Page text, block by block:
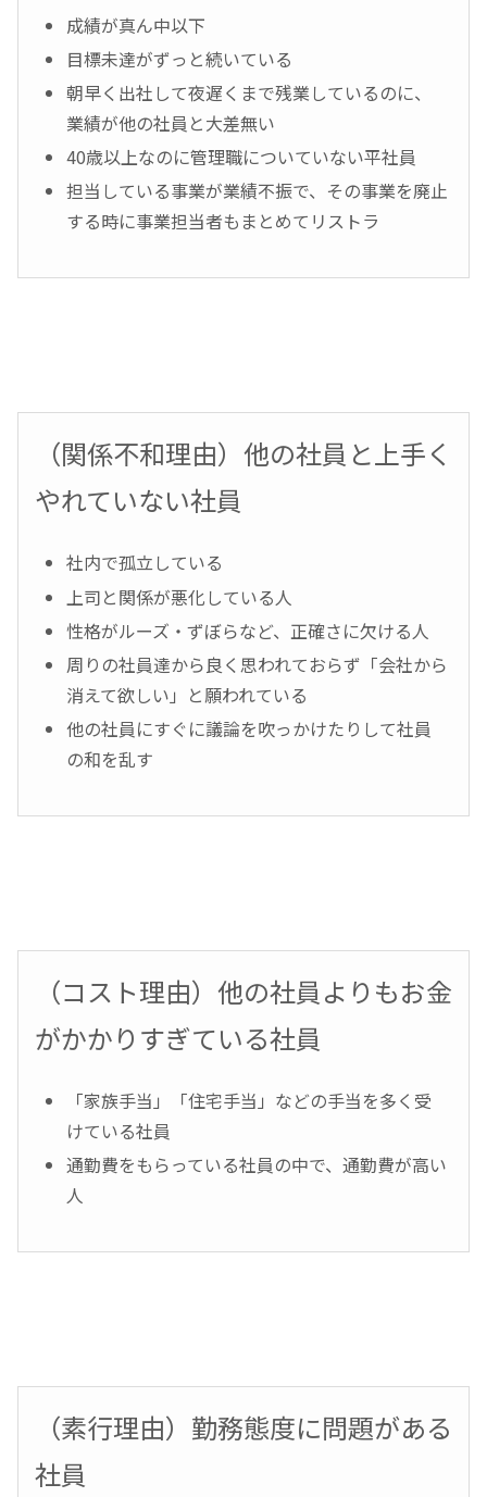
成績が真ん中以下
目標未達がずっと続いている
朝早く出社して夜遅くまで残業しているのに、
業績が他の社員と大差無い
40歳以上なのに管理職についていない平社員
担当している事業が業績不振で、その事業を廃止
する時に事業担当者もまとめてリストラ
（関係不和理由）他の社員と上手く
やれていない社員
社内で孤立している
上司と関係が悪化している人
性格がルーズ・ずぼらなど、正確さに欠ける人
周りの社員達から良く思われておらず「会社から
消えて欲しい」と願われている
他の社員にすぐに議論を吹っかけたりして社員
の和を乱す
（コスト理由）他の社員よりもお金
がかかりすぎている社員
「家族手当」「住宅手当」などの手当を多く受
けている社員
通勤費をもらっている社員の中で、通勤費が高い
人
（素行理由）勤務態度に問題がある
社員